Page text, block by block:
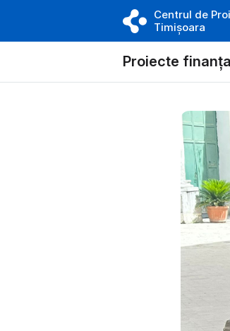
Centrul de
Timișoara
Proiecte